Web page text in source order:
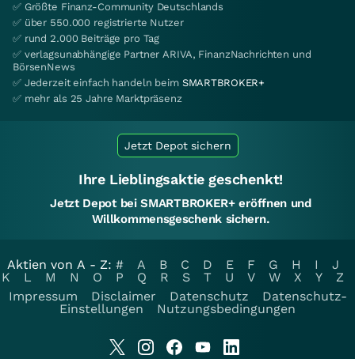
✅ Größte Finanz-Community Deutschlands
✅ über 550.000 registrierte Nutzer
✅ rund 2.000 Beiträge pro Tag
✅ verlagsunabhängige Partner ARIVA, FinanzNachrichten und
BörsenNews
✅ Jederzeit einfach handeln beim SMARTBROKER+
✅ mehr als 25 Jahre Marktpräsenz
Jetzt Depot sichern
Ihre Lieblingsaktie geschenkt!
Jetzt Depot bei SMARTBROKER+ eröffnen und
Willkommensgeschenk sichern.
Aktien von A - Z: # A B C D E F G H I
J
K
L M N O P Q R S T U V W X Y
Z
Impressum
Disclaimer Datenschutz
Datenschutz-
Einstellungen
Nutzungsbedingungen